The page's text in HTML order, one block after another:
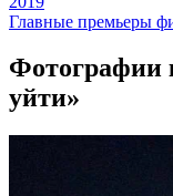
Главные премьеры
Фотографии
уйти»